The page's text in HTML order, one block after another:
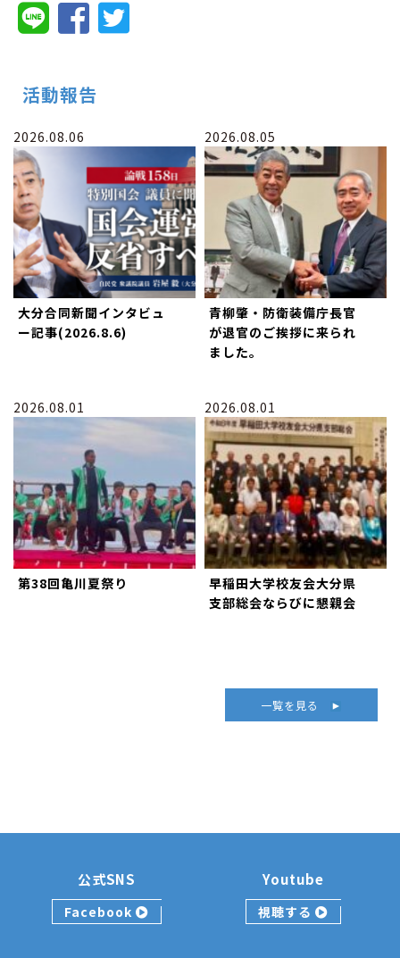
活動報告
2026.08.06
大分合同新聞インタビュ
ー記事(2026.8.6)
2026.08.05
青柳肇・防衛装備庁長官
が退官のご挨拶に来られ
ました。
2026.08.01
第38回亀川夏祭り
2026.08.01
早稲田大学校友会大分県
支部総会ならびに懇親会
一覧を見る
公式SNS
Facebook
Youtube
視聴する